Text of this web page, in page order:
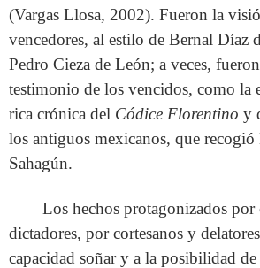
(Vargas Llosa, 2002). Fueron la
vencedores, al estilo de Bernal Díaz
Pedro Cieza de León; a veces,
testimonio de los vencidos, como la
rica crónica del Códice Florentino y
los antiguos mexicanos, que
Sahagún.
Los hechos protagonizados
dictadores, por cortesanos y
capacidad soñar y a la posibilidad